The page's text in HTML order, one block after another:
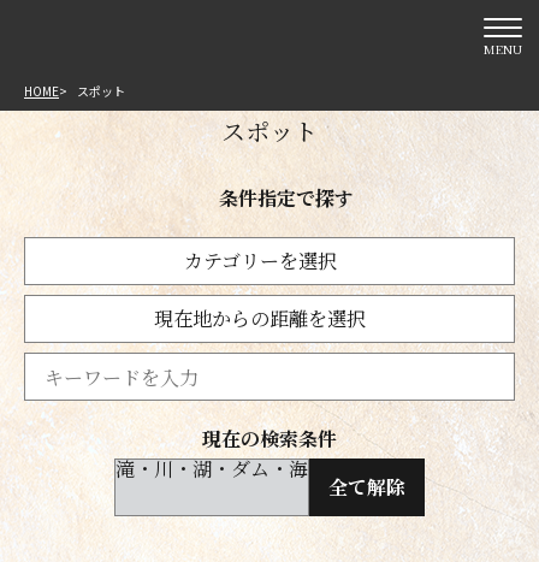
MENU
HOME スポット
スポット
条件指定で探す
カテゴリーを選択
現在地からの距離を選択
現在の検索条件
滝・川・湖・ダム・海
全て解除